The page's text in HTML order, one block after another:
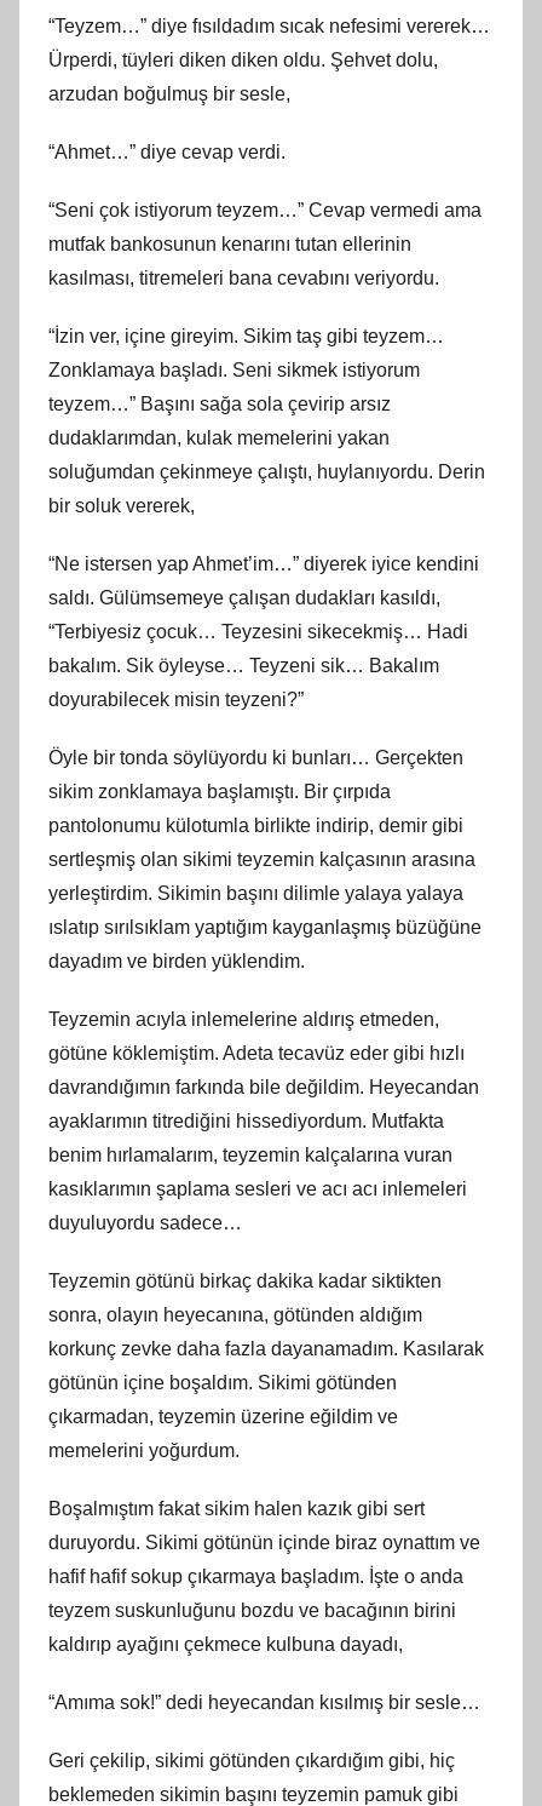
“Teyzem…” diye fısıldadım sıcak nefesimi vererek…
Ürperdi, tüyleri diken diken oldu. Şehvet dolu,
arzudan boğulmuş bir sesle,
“Ahmet…” diye cevap verdi.
“Seni çok istiyorum teyzem…” Cevap vermedi ama
mutfak bankosunun kenarını tutan ellerinin
kasılması, titremeleri bana cevabını veriyordu.
“İzin ver, içine gireyim. Sikim taş gibi teyzem…
Zonklamaya başladı. Seni sikmek istiyorum
teyzem…” Başını sağa sola çevirip arsız
dudaklarımdan, kulak memelerini yakan
soluğumdan çekinmeye çalıştı, huylanıyordu. Derin
bir soluk vererek,
“Ne istersen yap Ahmet’im…” diyerek iyice kendini
saldı. Gülümsemeye çalışan dudakları kasıldı,
“Terbiyesiz çocuk… Teyzesini sikecekmiş… Hadi
bakalım. Sik öyleyse… Teyzeni sik… Bakalım
doyurabilecek misin teyzeni?”
Öyle bir tonda söylüyordu ki bunları… Gerçekten
sikim zonklamaya başlamıştı. Bir çırpıda
pantolonumu külotumla birlikte indirip, demir gibi
sertleşmiş olan sikimi teyzemin kalçasının arasına
yerleştirdim. Sikimin başını dilimle yalaya yalaya
ıslatıp sırılsıklam yaptığım kayganlaşmış büzüğüne
dayadım ve birden yüklendim.
Teyzemin acıyla inlemelerine aldırış etmeden,
götüne köklemiştim. Adeta tecavüz eder gibi hızlı
davrandığımın farkında bile değildim. Heyecandan
ayaklarımın titrediğini hissediyordum. Mutfakta
benim hırlamalarım, teyzemin kalçalarına vuran
kasıklarımın şaplama sesleri ve acı acı inlemeleri
duyuluyordu sadece…
Teyzemin götünü birkaç dakika kadar siktikten
sonra, olayın heyecanına, götünden aldığım
korkunç zevke daha fazla dayanamadım. Kasılarak
götünün içine boşaldım. Sikimi götünden
çıkarmadan, teyzemin üzerine eğildim ve
memelerini yoğurdum.
Boşalmıştım fakat sikim halen kazık gibi sert
duruyordu. Sikimi götünün içinde biraz oynattım ve
hafif hafif sokup çıkarmaya başladım. İşte o anda
teyzem suskunluğunu bozdu ve bacağının birini
kaldırıp ayağını çekmece kulbuna dayadı,
“Amıma sok!” dedi heyecandan kısılmış bir sesle…
Geri çekilip, sikimi götünden çıkardığım gibi, hiç
beklemeden sikimin başını teyzemin pamuk gibi